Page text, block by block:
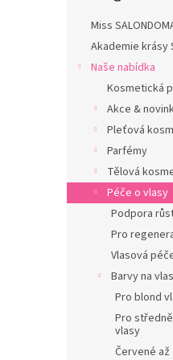
Miss
Akademie krásy
Naše nabídka
Kosmetická
Akce &
Pleťová
Parfémy
Tělová
Péče o vlasy
Podpora
Pro
Vlasová
Barvy na
Pro blond
Pro
vlasy
Červené